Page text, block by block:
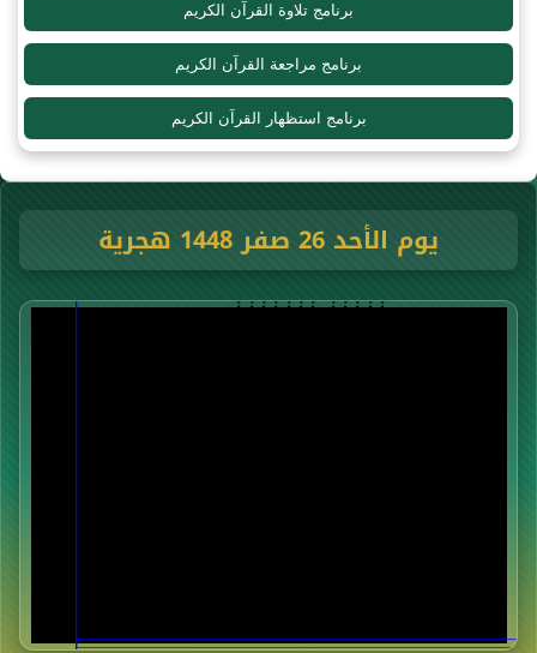
برنامج تلاوة القرآن الكريم
برنامج مراجعة القرآن الكريم
برنامج استظهار القرآن الكريم
يوم الأحد 26 صفر 1448 هجرية